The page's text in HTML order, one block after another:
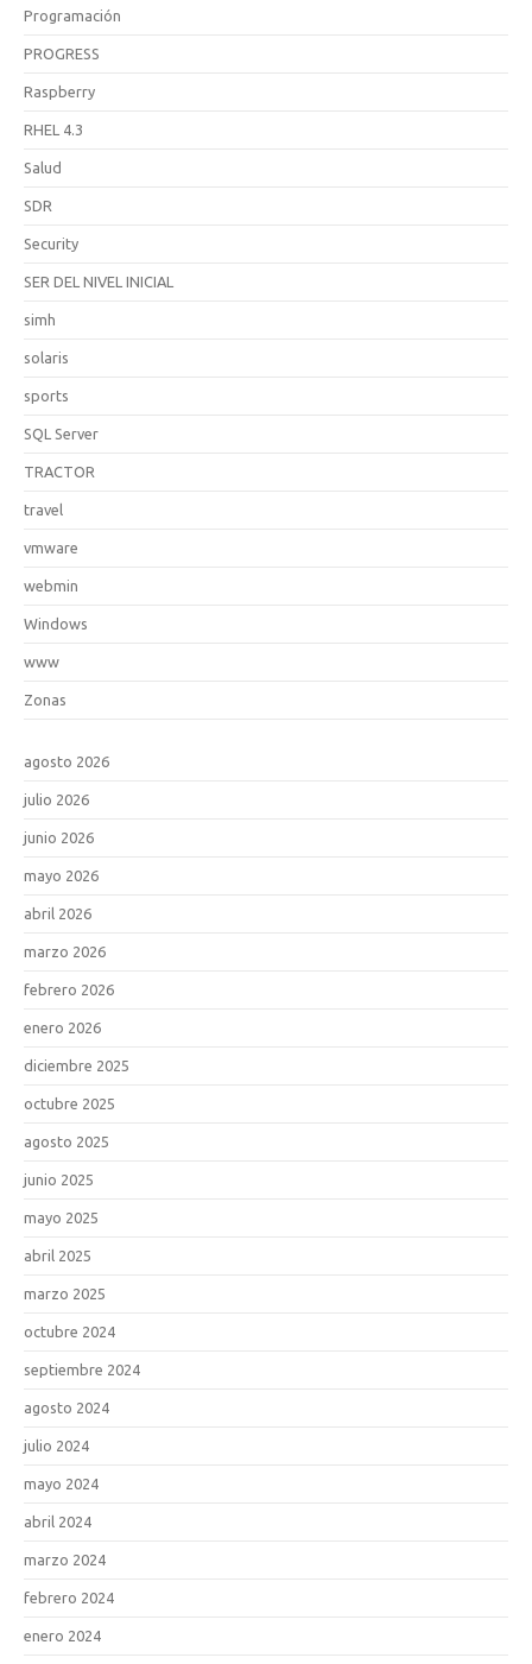
Programación
PROGRESS
Raspberry
RHEL 4.3
Salud
SDR
Security
SER DEL NIVEL INICIAL
simh
solaris
sports
SQL Server
TRACTOR
travel
vmware
webmin
Windows
www
Zonas
agosto 2026
julio 2026
junio 2026
mayo 2026
abril 2026
marzo 2026
febrero 2026
enero 2026
diciembre 2025
octubre 2025
agosto 2025
junio 2025
mayo 2025
abril 2025
marzo 2025
octubre 2024
septiembre 2024
agosto 2024
julio 2024
mayo 2024
abril 2024
marzo 2024
febrero 2024
enero 2024